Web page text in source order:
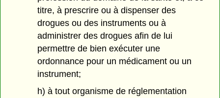
titre, à prescrire ou à dispenser des
drogues ou des instruments ou à
administrer des drogues afin de lui
permettre de bien exécuter une
ordonnance pour un médicament ou un
instrument;
h) à tout organisme de réglementation